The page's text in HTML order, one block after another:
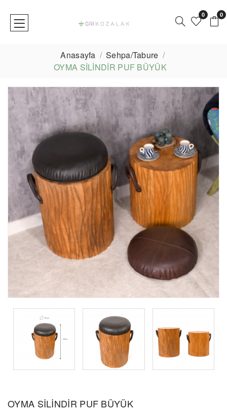
0 0
Anasayfa
Sehpa/Tabure
OYMA SİLİNDİR PUF BÜYÜK
OYMA SİLİNDİR PUF BÜYÜK